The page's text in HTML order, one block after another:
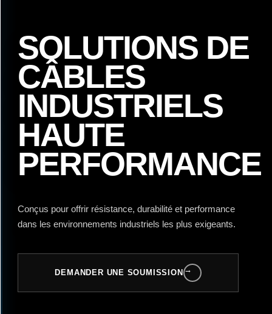
SOLUTIONS DE
CÂBLES
INDUSTRIELS
HAUTE
PERFORMANCE
Conçus pour offrir résistance, durabilité et performance
dans les environnements industriels les plus exigeants.
DEMANDER UNE SOUMISSION →